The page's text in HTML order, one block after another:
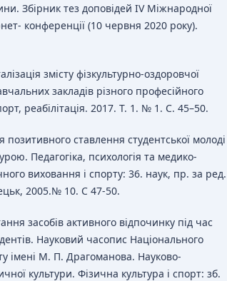
Збірник тез доповідей IV Міжнародної
конференції (10 червня 2020 року).
змісту фізкультурно-оздоровчої
закладів різного професійного
реабілітація. 2017. Т. 1. № 1. С. 45–50.
ставлення студентської молоді
Педагогіка, психологія та медико-
виховання і спорту: 36. наук, пр. за ред.
2005.№ 10. С 47-50.
засобів активного відпочинку під час
Науковий часопис Національного
імені М. П. Драгоманова. Науково-
культури. Фізична культура і спорт: зб.